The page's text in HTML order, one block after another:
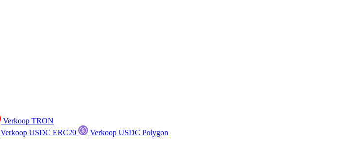
Verkoop TRON
Verkoop USDC ERC20
Verkoop USDC Polygon